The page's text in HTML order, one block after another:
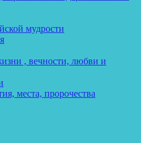
мудрости
, вечности, любви и
места, пророчества